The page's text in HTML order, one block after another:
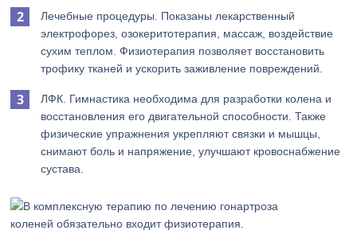
Лечебные процедуры. Показаны лекарственный
электрофорез, озокеритотерапия, массаж, воздействие
сухим теплом. Физиотерапия позволяет восстановить
трофику тканей и ускорить заживление повреждений.
ЛФК. Гимнастика необходима для разработки колена и
восстановления его двигательной способности. Также
физические упражнения укрепляют связки и мышцы,
снимают боль и напряжение, улучшают кровоснабжение
сустава.